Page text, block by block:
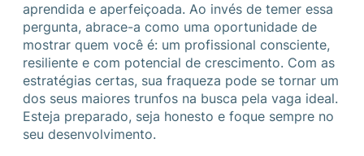
aprendida e aperfeiçoada. Ao invés de temer essa
pergunta, abrace-a como uma oportunidade de
mostrar quem você é: um profissional consciente,
resiliente e com potencial de crescimento. Com as
estratégias certas, sua fraqueza pode se tornar um
dos seus maiores trunfos na busca pela vaga ideal.
Esteja preparado, seja honesto e foque sempre no
seu desenvolvimento.